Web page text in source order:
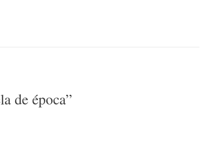
de época”